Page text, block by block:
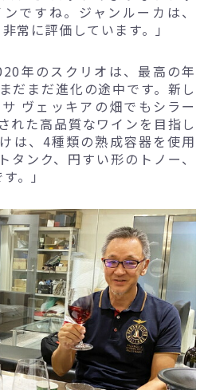
ですね。ジャンルーカは、
常に評価しています。」
年のスクリオは、最高の年
だまだ進化の途中です。新し
ヴェッキアの畑でもシラー
れた高品質なワインを目指し
は、4種類の熟成容器を使用
タンク、円すい形のトノー、
。」